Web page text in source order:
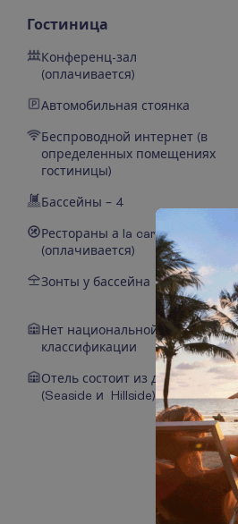
Гостиница
Конференц-зал
(оплачивается)
Автомобильная стоянка
Беспроводной интернет (в
определенных помещениях
гостиницы)
Бассейны – 4
Рестораны а la carte – 2
(оплачивается)
Зонты у бассейна
Нет национальной
классификации
Отель состоит из двух зон
(Seaside и Hillside)